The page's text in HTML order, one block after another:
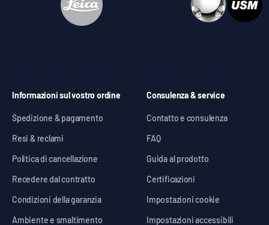
Informazioni sul vostro ordine
Spedizione & pagamento
Resi & reclami
Politica di cancellazione
Recedere dal contratto
Condizioni della garanzia
Ambiente e smaltimento
Consulenza & service
Contatto e consulenza
FAQ
Guida al prodotto
Certificazioni
Impostazioni cookie
Impostazioni accessibili